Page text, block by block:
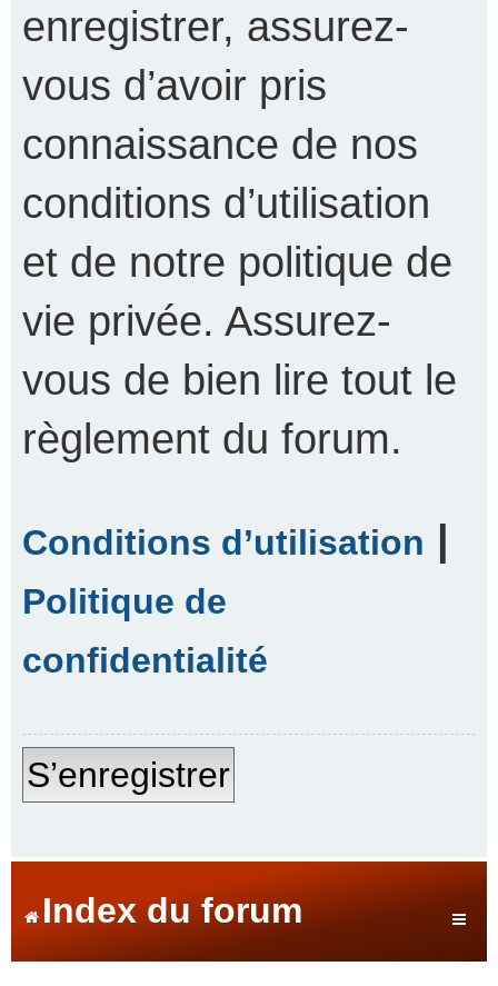
enregistrer, assurez-
vous d’avoir pris
connaissance de nos
conditions d’utilisation
et de notre politique de
vie privée. Assurez-
vous de bien lire tout le
règlement du forum.
Conditions d’utilisation |
Politique de
confidentialité
S’enregistrer
Index du forum